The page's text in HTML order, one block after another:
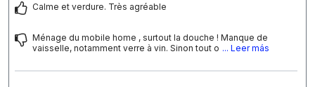
Calme et verdure. Très agréable
Ménage du mobile home , surtout la douche ! Manque de
vaisselle, notamment verre à vin. Sinon tout o ... Leer más